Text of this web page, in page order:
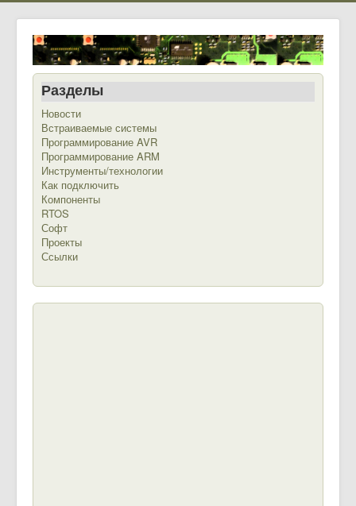
Разделы
Новости
Встраиваемые системы
Программирование AVR
Программирование ARM
Инструменты/технологии
Как подключить
Компоненты
RTOS
Софт
Проекты
Ссылки